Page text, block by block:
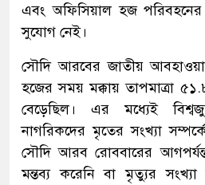
এবং অফিসিয়াল হজ পরিবহনের
সুযোগ নেই।
সৌদি আরবের জাতীয় আবহাওয়া
হজের সময় মক্কায় তাপমাত্রা
বেড়েছিল। এর মধ্যেই
নাগরিকদের মৃতের সংখ্যা
সৌদি আরব রোববারের
মন্তব্য করেনি বা মৃত্যুর সংখ্যা